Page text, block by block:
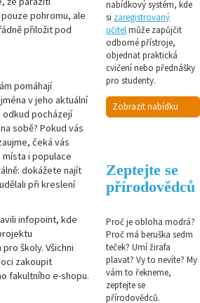
pohromu, ale
přiložit pod
pomáhají
v jeho aktuální
odkud pocházejí
sobě? Pokud vás
čeká vás
i populace
dokážete najít
při kreslení
infopoint, kde
školy. Všichni
zakoupit
fakultního e-shopu.
nabídkový systém, kde
si zaregistrovaný
učitelmůže zapůjčit
odborné přístroje,
objednat praktická
cvičení nebo přednášky
pro studenty.
Zobrazit nabídku
Zeptejte se
přírodovědců
Proč je obloha modrá?
Proč má beruška sedm
teček? Umí žirafa
plavat? Vy to nevíte? My
vám to řekneme,
zeptejte se
přírodovědců.